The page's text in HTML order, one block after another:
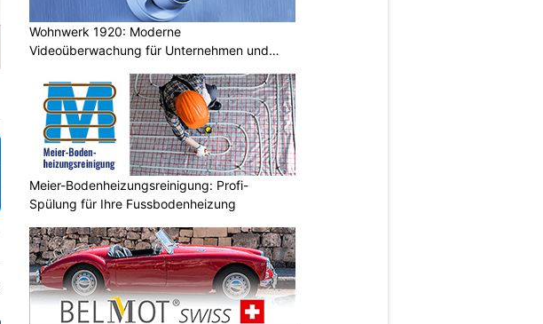
Wohnwerk 1920: Moderne
Videoüberwachung für Unternehmen und
Meier-Bodenheizungsreinigung: Profi-
Spülung für Ihre Fussbodenheizung